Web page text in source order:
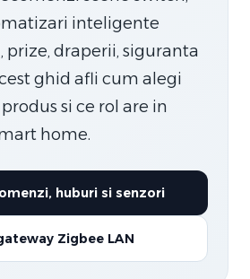
inteligente
draperii, siguranta
ghid afli cum alegi
si ce rol are in
home.
huburi si senzori
Zigbee LAN